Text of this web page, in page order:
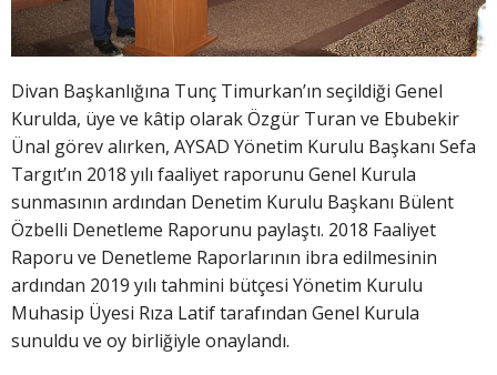
Divan Başkanlığına Tunç Timurkan’ın seçildiği Genel
Kurulda, üye ve kâtip olarak Özgür Turan ve Ebubekir
Ünal görev alırken, AYSAD Yönetim Kurulu Başkanı Sefa
Targıt’ın 2018 yılı faaliyet raporunu Genel Kurula
sunmasının ardından Denetim Kurulu Başkanı Bülent
Özbelli Denetleme Raporunu paylaştı. 2018 Faaliyet
Raporu ve Denetleme Raporlarının ibra edilmesinin
ardından 2019 yılı tahmini bütçesi Yönetim Kurulu
Muhasip Üyesi Rıza Latif tarafından Genel Kurula
sunuldu ve oy birliğiyle onaylandı.